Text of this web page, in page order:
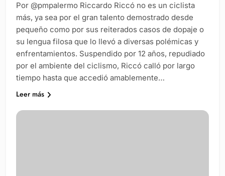
Por @pmpalermo Riccardo Riccó no es un ciclista
más, ya sea por el gran talento demostrado desde
pequeño como por sus reiterados casos de dopaje o
su lengua filosa que lo llevó a diversas polémicas y
enfrentamientos. Suspendido por 12 años, repudiado
por el ambiente del ciclismo, Riccó calló por largo
tiempo hasta que accedió amablemente…
Leer más